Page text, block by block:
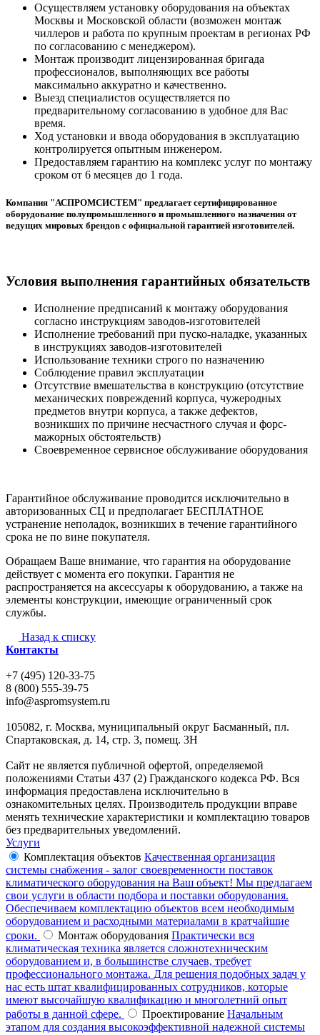
Осуществляем установку оборудования на объектах
Москвы и Московской области (возможен монтаж
чиллеров и работа по крупным проектам в регионах РФ
по согласованию с менеджером).
Монтаж производит лицензированная бригада
профессионалов, выполняющих все работы
максимально аккуратно и качественно.
Выезд специалистов осуществляется по
предварительному согласованию в удобное для Вас
время.
Ход установки и ввода оборудования в эксплуатацию
контролируется опытным инженером.
Предоставляем гарантию на комплекс услуг по монтажу
сроком от 6 месяцев до 1 года.
Компания "АСПРОМСИСТЕМ" предлагает сертифицированное
оборудование полупромышленного и промышленного назначения от
ведущих мировых брендов с официальной гарантией изготовителей.
Условия выполнения гарантийных обязательств
Исполнение предписаний к монтажу оборудования
согласно инструкциям заводов-изготовителей
Исполнение требований при пуско-наладке, указанных
в инструкциях заводов-изготовителей
Использование техники строго по назначению
Соблюдение правил эксплуатации
Отсутствие вмешательства в конструкцию (отсутствие
механических повреждений корпуса, чужеродных
предметов внутри корпуса, а также дефектов,
возникших по причине несчастного случая и форс-
мажорных обстоятельств)
Своевременное сервисное обслуживание оборудования
Гарантийное обслуживание проводится исключительно в
авторизованных СЦ и предполагает БЕСПЛАТНОЕ
устранение неполадок, возникших в течение гарантийного
срока не по вине покупателя.
Обращаем Ваше внимание, что гарантия на оборудование
действует с момента его покупки. Гарантия не
распространяется на аксессуары к оборудованию, а также на
элементы конструкции, имеющие ограниченный срок
службы.
Назад к списку
Контакты
+7 (495) 120-33-75
8 (800) 555-39-75
info@aspromsystem.ru
105082, г. Москва, муниципальный округ Басманный, пл.
Спартаковская, д. 14, стр. 3, помещ. 3Н
Сайт не является публичной офертой, определяемой
положениями Статьи 437 (2) Гражданского кодекса РФ. Вся
информация предоставлена исключительно в
ознакомительных целях. Производитель продукции вправе
менять технические характеристики и комплектацию товаров
без предварительных уведомлений.
Услуги
Комплектация объектов Качественная организация
системы снабжения - залог своевременности поставок
климатического оборудования на Ваш объект! Мы предлагаем
свои услуги в области подбора и поставки оборудования.
Обеспечиваем комплектацию объектов всем необходимым
оборудованием и расходными материалами в кратчайшие
сроки.
Монтаж оборудования Практически вся
климатическая техника является сложнотехническим
оборудованием и, в большинстве случаев, требует
профессионального монтажа. Для решения подобных задач у
нас есть штат квалифицированных сотрудников, которые
имеют высочайшую квалификацию и многолетний опыт
работы в данной сфере.
Проектирование Начальным
этапом для создания высокоэффективной надежной системы